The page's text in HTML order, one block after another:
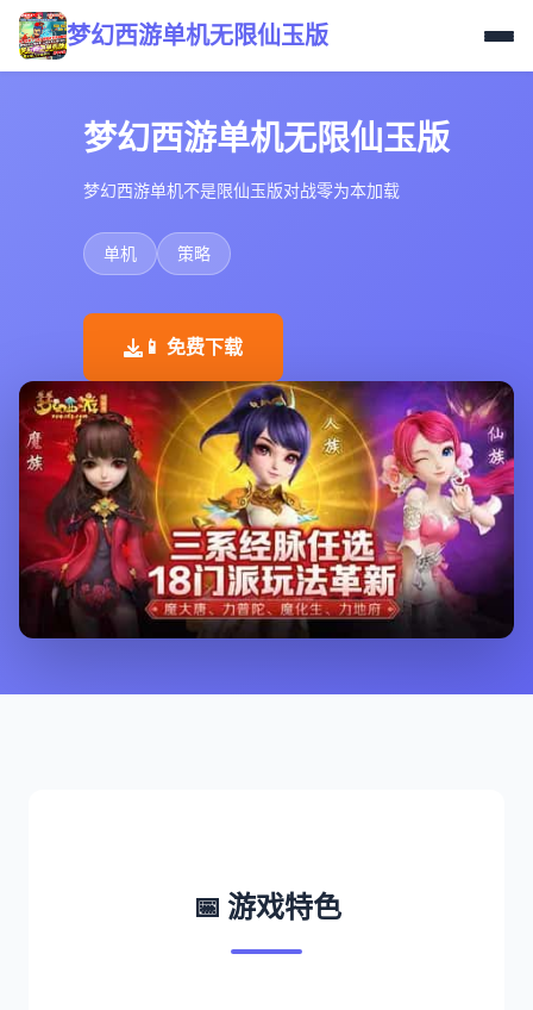
梦幻西游单机无限仙玉版
梦幻西游单机无限仙玉版
梦幻西游单机不是限仙玉版对战零为本加载
单机 策略
📱 免费下载
📅 游戏特色